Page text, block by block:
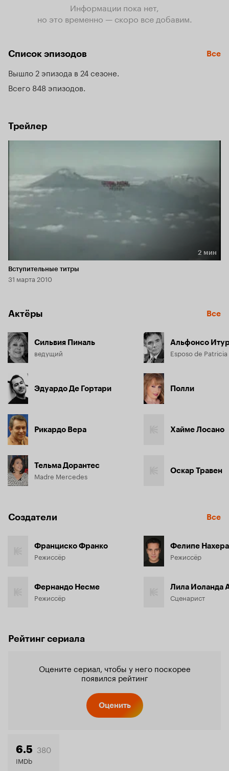
Информации пока нет,
но это временно — скоро все добавим.
Список эпизодов Все
Вышло 2 эпизода в 24 сезоне
Всего 848 эпизодов
Трейлер
Длительность 2 мин
2 мин
Вступительные титры
31 марта 2010
Актёры Все
Сильвия Пиналь
ведущий
Эдуардо Де Гортари
Рикардо Вера
Тельма Дорантес
Madre Mercedes
Альфонсо
Esposo de Patricia
Полли
Хайме Лосано
Оскар Травен
Создатели Все
Франциско Франко
Режиссёр
Фернандо Несме
Режиссёр
Фелипе Нахера
Режиссёр
Лила Иоланда
Сценарист
Рейтинг сериала
Оцените сериал, чтобы у него поскорее
появился рейтинг
Оценить
6.5 380
IMDb